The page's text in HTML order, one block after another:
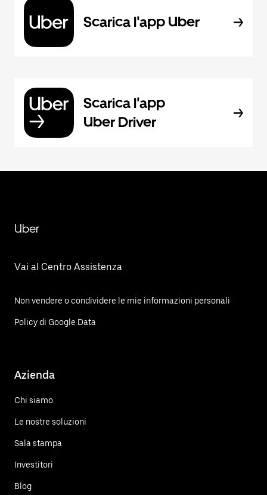
Scarica l'app Uber
Scarica l'app
Uber Driver
Uber
Vai al Centro Assistenza
Non vendere o condividere le mie informazioni personali
Policy di Google Data
Azienda
Chi siamo
Le nostre soluzioni
Sala stampa
Investitori
Blog